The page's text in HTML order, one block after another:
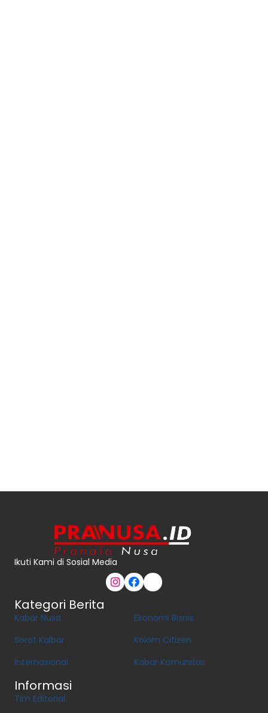
Ikuti Kami di Sosial Media
Kategori Berita
Kabar Nusa
Sorot Kalbar
Internasional
Ekonomi Bisnis
Kolom Citizen
Kabar Komunitas
Informasi
Tim Editorial